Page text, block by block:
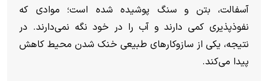
آسفالت، بتن و سنگ پوشیده شده است؛ موادی که
نفوذپذیری کمی دارند و آب را در خود نگه نمی‌دارند. در
نتیجه، یکی از سازوکار‌های طبیعی خنک شدن محیط کاهش
پیدا می‌کند.